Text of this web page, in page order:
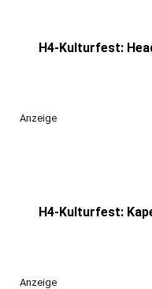
H4-Kulturfest:
Anzeige
H4-Kulturfest:
Anzeige